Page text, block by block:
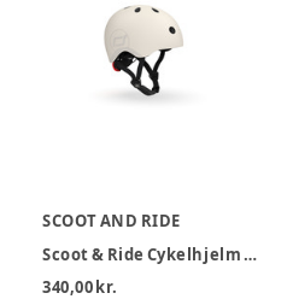
SCOOT AND RIDE
Scoot & Ride Cykelhjelm S/M - Ash
340,00 kr.